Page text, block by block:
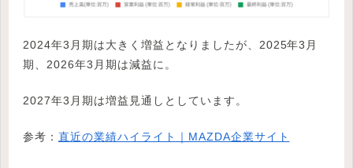
2024年3月期は大きく増益となりましたが、2025年3月
期、2026年3月期は減益に。
2027年3月期は増益見通しとしています。
参考： 直近の業績ハイライト｜MAZDA企業サイト